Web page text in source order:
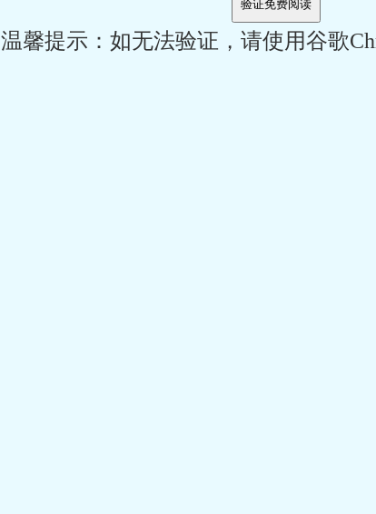
温馨提示：如无法验证，请使用谷歌